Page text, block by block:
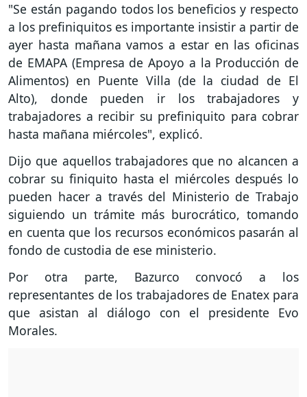
"Se están pagando todos los beneficios y respecto
a los prefiniquitos es importante insistir a partir de
ayer hasta mañana vamos a estar en las oficinas
de EMAPA (Empresa de Apoyo a la Producción de
Alimentos) en Puente Villa (de la ciudad de El
Alto), donde pueden ir los trabajadores y
trabajadores a recibir su prefiniquito para cobrar
hasta mañana miércoles", explicó.
Dijo que aquellos trabajadores que no alcancen a
cobrar su finiquito hasta el miércoles después lo
pueden hacer a través del Ministerio de Trabajo
siguiendo un trámite más burocrático, tomando
en cuenta que los recursos económicos pasarán al
fondo de custodia de ese ministerio.
Por otra parte, Bazurco convocó a los
representantes de los trabajadores de Enatex para
que asistan al diálogo con el presidente Evo
Morales.